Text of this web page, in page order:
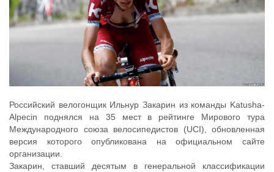
Российский велогонщик Ильнур Закарин из команды Katusha-
Alpecin поднялся на 35 мест в рейтинге Мирового тура
Международного союза велосипедистов (UCI), обновленная
версия которого опубликована на официальном сайте
организации.
Закарин, ставший десятым в генеральной классификации